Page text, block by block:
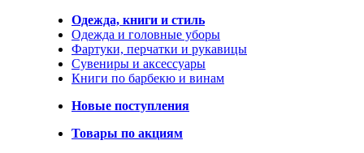
Одежда, книги и стиль
Одежда и головные уборы
Фартуки, перчатки и рукавицы
Сувениры и аксессуары
Книги по барбекю и винам
Новые поступления
Товары по акциям